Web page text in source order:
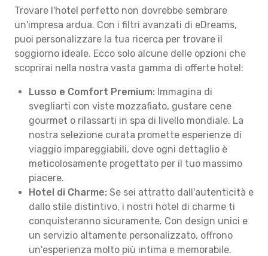
Trovare l'hotel perfetto non dovrebbe sembrare
un'impresa ardua. Con i filtri avanzati di eDreams,
puoi personalizzare la tua ricerca per trovare il
soggiorno ideale. Ecco solo alcune delle opzioni che
scoprirai nella nostra vasta gamma di offerte hotel:
Lusso e Comfort Premium: Immagina di
svegliarti con viste mozzafiato, gustare cene
gourmet o rilassarti in spa di livello mondiale. La
nostra selezione curata promette esperienze di
viaggio impareggiabili, dove ogni dettaglio è
meticolosamente progettato per il tuo massimo
piacere.
Hotel di Charme: Se sei attratto dall'autenticità e
dallo stile distintivo, i nostri hotel di charme ti
conquisteranno sicuramente. Con design unici e
un servizio altamente personalizzato, offrono
un'esperienza molto più intima e memorabile.